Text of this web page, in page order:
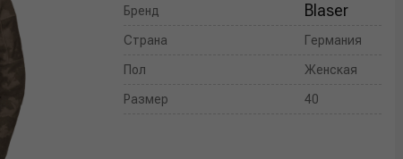
Бренд Blaser
Страна Германия
Пол Женская
Размер 40